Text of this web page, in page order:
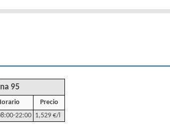
95
Precio
22:00 1,529 €/l